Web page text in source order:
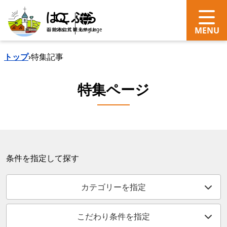
search Language
トップ›特集記事
特集ページ
条件を指定して探す
カテゴリーを指定
こだわり条件を指定